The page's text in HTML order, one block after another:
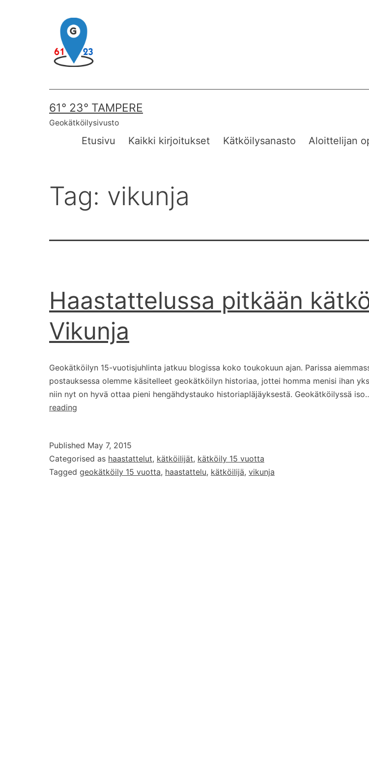
61° 23° TAMPERE
Geokätköilysivusto
Etusivu Kaikki kirjoitukset Kätköilysanasto Aloittelijan
Tag: vikunja
Haastattelussa pitkään
Vikunja
Geokätköilyn 15-vuotisjuhlinta jatkuu blogissa koko toukokuun ajan. Parissa
postauksessa olemme käsitelleet geokätköilyn historiaa, jottei homma menisi ihan
niin nyt on hyvä ottaa pieni hengähdystauko historiapläjäyksestä. Geokätköilyssä
reading
Vikunja
Published May 7, 2015
Categorised as haastattelut, kätköilijät, kätköily 15 vuotta
Tagged geokätköily 15 vuotta, haastattelu, kätköilijä, vikunja